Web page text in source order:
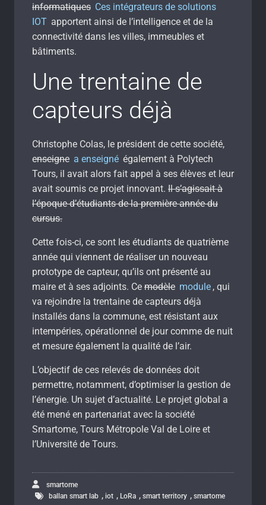
informatiques Ces intégrateurs de solutions
IOT apportent ainsi de l’intelligence et de la
connectivité dans les villes, immeubles et
bâtiments.
Une trentaine de
capteurs déjà
Christophe Colas, le président de cette société,
enseigne a enseigné également à Polytech
Tours, il avait alors fait appel à ses élèves et leur
avait soumis ce projet innovant. Il s’agissait à
l’époque d’étudiants de la première année du
cursus.
Cette fois-ci, ce sont les étudiants de quatrième
année qui viennent de réaliser un nouveau
prototype de capteur, qu’ils ont présenté au
maire et à ses adjoints. Ce modèle module , qui
va rejoindre la trentaine de capteurs déjà
installés dans la commune, est résistant aux
intempéries, opérationnel de jour comme de nuit
et mesure également la qualité de l’air.
L’objectif de ces relevés de données doit
permettre, notamment, d’optimiser la gestion de
l’énergie. Un sujet d’actualité. Le projet global a
été mené en partenariat avec la société
Smartome, Tours Métropole Val de Loire et
l’Université de Tours.
smartome
ballan smart lab , iot , LoRa , smart territory , smartome